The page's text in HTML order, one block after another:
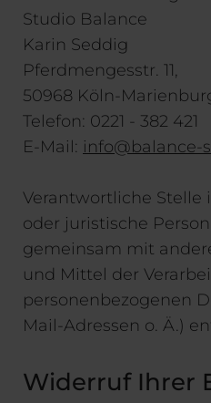
Studio Balance
Karin Seddig
Pferdmengesstr. 11,
50968 Köln-
Telefon: 0221 - 382 421
E-Mail: info@balance-
Verantwortliche Stelle
oder juristische
gemeinsam mit
und Mittel der
personenbezogenen
Mail-Adressen o. Ä.)
Widerruf Ihrer